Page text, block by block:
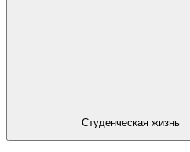
Студенческая жизнь